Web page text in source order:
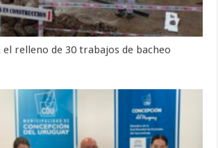
relleno de 30 trabajos de bacheo